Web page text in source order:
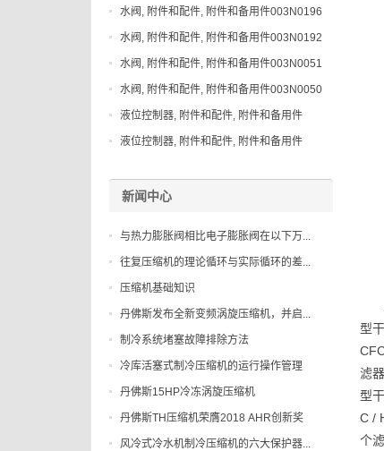
型
滤
型
C /
个滤
水阀, 附件和配件, 附件和备用件003N0196
水阀, 附件和配件, 附件和备用件003N0192
水阀, 附件和配件, 附件和备用件003N0051
水阀, 附件和配件, 附件和备用件003N0050
液位控制器, 附件和配件, 附件和备用件
148H3044
液位控制器, 附件和配件, 附件和备用件
新闻中心
与热力膨胀阀相比电子膨胀阀在以下万...
往复压缩机的理论循环与实际循环的差...
压缩机基础知识
丹佛斯发布全新变频涡旋压缩机，并启...
制冷系统堵塞故障排除方法
冷库活塞式制冷压缩机的运行操作管理
丹佛斯15HP冷冻涡旋压缩机
丹佛斯TH压缩机荣膺2018 AHR创新奖
风冷式冷水机制冷压缩机的六大保护器...